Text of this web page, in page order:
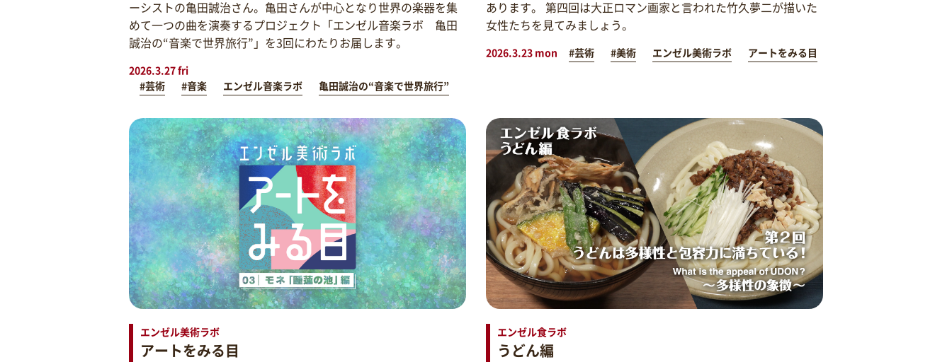
ーシストの亀田誠治さん。亀田さんが中心となり世界の楽器を集
めて一つの曲を演奏するプロジェクト「エンゼル音楽ラボ 亀田
誠治の“音楽で世界旅行”」を3回にわたりお届します。
2026.3.27 fri
#芸術
#音楽 エンゼル音楽ラボ 亀田誠治の“音楽で世界旅行”
あります。 第四回は大正ロマン画家と言われた竹久夢二が描いた
女性たちを見てみましょう。
2026.3.23 mon #芸術 #美術 エンゼル美術ラボ アートをみる目
エンゼル美術ラボ
アートをみる目
エンゼル食ラボ
うどん編